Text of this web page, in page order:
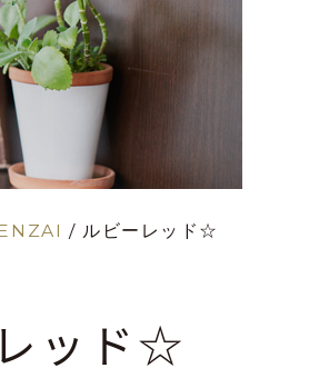
/ ルビーレッド☆
ッド☆